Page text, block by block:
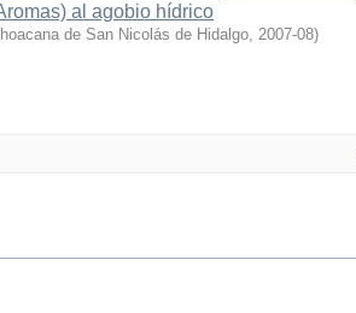
al agobio hídrico
de San Nicolás de Hidalgo, 2007-08)